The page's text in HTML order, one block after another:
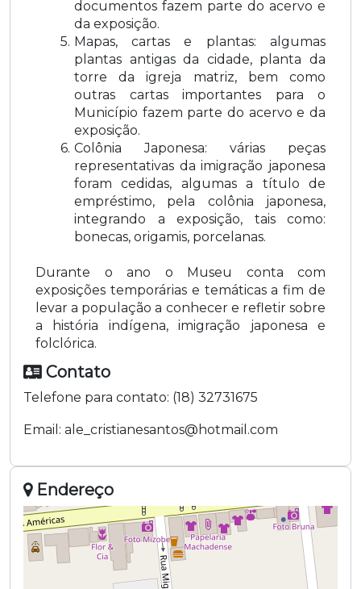
documentos fazem parte do acervo e
da exposição.
Mapas, cartas e plantas: algumas
plantas antigas da cidade, planta da
torre da igreja matriz, bem como
outras cartas importantes para o
Município fazem parte do acervo e da
exposição.
Colônia Japonesa: várias peças
representativas da imigração japonesa
foram cedidas, algumas a título de
empréstimo, pela colônia japonesa,
integrando a exposição, tais como:
bonecas, origamis, porcelanas.
Durante o ano o Museu conta com
exposições temporárias e temáticas a fim de
levar a população a conhecer e refletir sobre
a história indígena, imigração japonesa e
folclórica.
Contato
Telefone para contato: (18) 32731675
Email: ale_cristianesantos@hotmail.com
Endereço